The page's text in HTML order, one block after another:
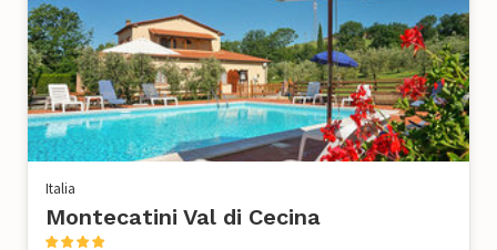
Italia
Montecatini Val di Cecina